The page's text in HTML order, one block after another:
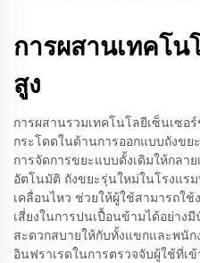
การผสานเทคโน
สูง
การผสานรวมเทคโนโลยีเซ็นเซอ
กระโดดในด้านการออกแบบถังขย
การจัดการขยะแบบดั้งเดิมให้กลา
อัตโนมัติ ถังขยะรุ่นใหม่ในโรงแร
เคลื่อนไหว ช่วยให้ผู้ใช้สามารถใ
เสี่ยงในการปนเปื้อนข้ามได้อย่า
สะดวกสบายให้กับทั้งแขกและพนัก
อินฟราเรดในการตรวจจับผู้ใช้ที่เ